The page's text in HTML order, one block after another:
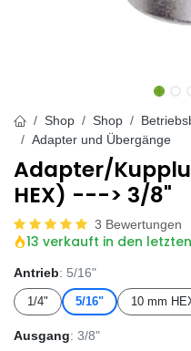
Shop Shop
Adapter und Übergänge
Adapter/
HEX) ---> 3/8"
3 Bewertungen
13 verkauft in den
Antrieb: 5/16"
1/4" 5/16" 10 mm
Ausgang: 3/8"